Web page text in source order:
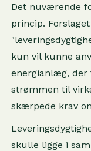
Det nuværende
princip.
kun vil kunne
energianlæg, der
strømmen til
skærpede krav
skulle ligge i